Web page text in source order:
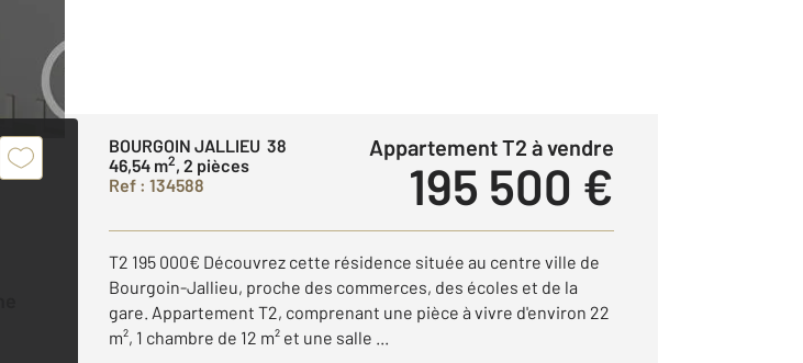
BOURGOIN JALLIEU 38
46,54 m2, 2 pièces
Ref : 134588
Appartement T2 à vendre
195 500 €
T2 195 000€ Découvrez cette résidence située au centre ville de
Bourgoin-Jallieu, proche des commerces, des écoles et de la
gare. Appartement T2, comprenant une pièce à vivre d'environ 22
m², 1 chambre de 12 m² et une salle ...